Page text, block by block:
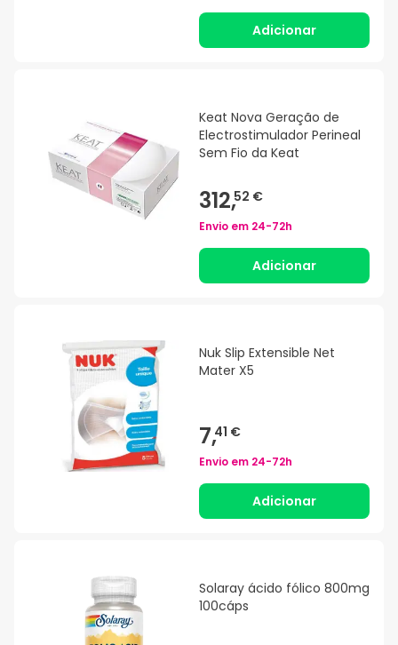
Adicionar
Keat Nova Geração de
Electrostimulador Perineal
Sem Fio da Keat
312,52 €
Envio em 24-72h
Adicionar
Nuk Slip Extensible Net
Mater X5
7,41 €
Envio em 24-72h
Adicionar
Solaray ácido fólico 800mg
100cáps